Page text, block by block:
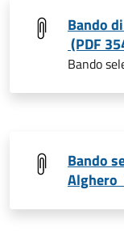
Bando
(PDF
Bando
Bando
Alghero